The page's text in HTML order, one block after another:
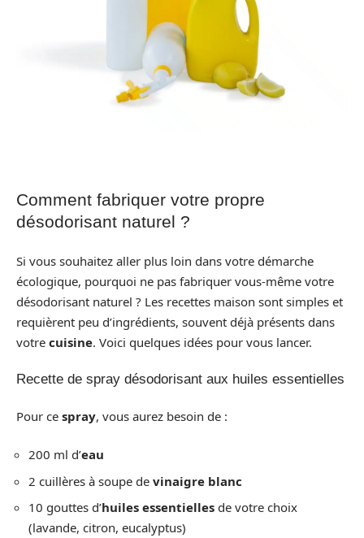
Comment fabriquer votre propre
désodorisant naturel ?
Si vous souhaitez aller plus loin dans votre démarche
écologique, pourquoi ne pas fabriquer vous-même votre
désodorisant naturel ? Les recettes maison sont simples et
requièrent peu d’ingrédients, souvent déjà présents dans
votre cuisine. Voici quelques idées pour vous lancer.
Recette de spray désodorisant aux huiles essentielles
Pour ce spray, vous aurez besoin de :
200 ml d’eau
2 cuillères à soupe de vinaigre blanc
10 gouttes d’huiles essentielles de votre choix
(lavande, citron, eucalyptus)